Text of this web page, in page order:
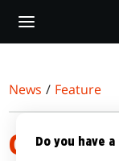
main
News / Feature
Do you have